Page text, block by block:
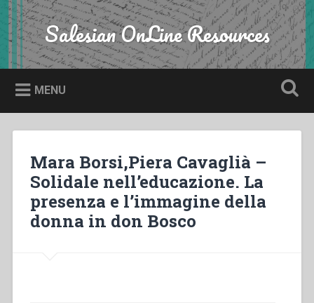
Skip
to
content
Search Salesian OnLine Resources
MENU
Mara Borsi,Piera Cavaglià –
Solidale nell’educazione. La
presenza e l’immagine della
donna in don Bosco